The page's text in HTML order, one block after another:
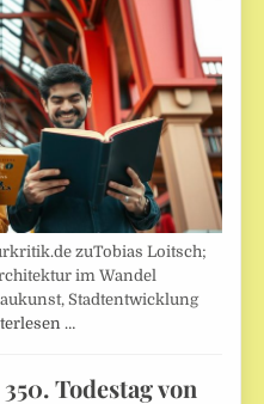
zuTobias Loitsch;
im Wandel
Stadtentwicklung
…
Todestag von